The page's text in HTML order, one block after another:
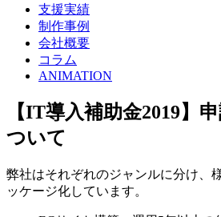
支援実績
制作事例
会社概要
コラム
ANIMATION
【IT導入補助金2019】
ついて
弊社はそれぞれのジャンルに分け、
ッケージ化しています。